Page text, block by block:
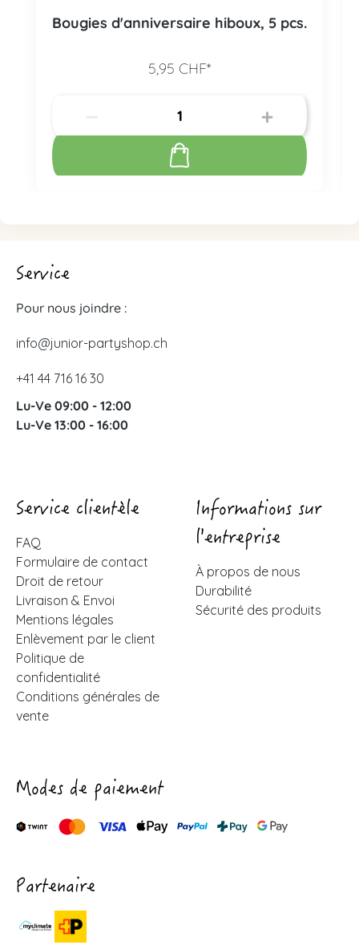
Bougies d'anniversaire hiboux, 5 pcs.
5,95 CHF*
Service
Pour nous joindre :
info@junior-partyshop.ch
+41 44 716 16 30
Lu-Ve 09:00 - 12:00
Lu-Ve 13:00 - 16:00
Service clientèle
FAQ
Formulaire de contact
Droit de retour
Livraison & Envoi
Mentions légales
Enlèvement par le client
Politique de
confidentialité
Conditions générales de
vente
Informations sur
l'entreprise
À propos de nous
Durabilité
Sécurité des produits
Modes de paiement
Partenaire